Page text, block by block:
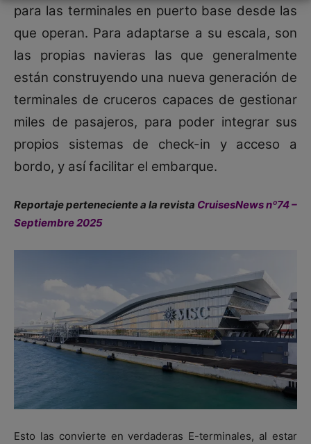
para las terminales en puerto base desde las
que operan. Para adaptarse a su escala, son
las propias navieras las que generalmente
están construyendo una nueva generación de
terminales de cruceros capaces de gestionar
miles de pasajeros, para poder integrar sus
propios sistemas de check-in y acceso a
bordo, y así facilitar el embarque.
Reportaje perteneciente a la revista CruisesNews nº74 –
Septiembre 2025
Esto las convierte en verdaderas E-terminales, al estar